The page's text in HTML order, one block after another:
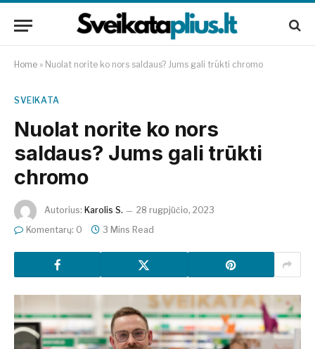
Home » Nuolat norite ko nors saldaus? Jums gali trūkti chromo
SVEIKATA
Nuolat norite ko nors
saldaus? Jums gali trūkti
chromo
Autorius: Karolis S.
28 rugpjūčio, 2023
Komentarų: 0
3 Mins Read